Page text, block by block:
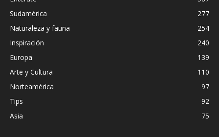
Sudamérica
277
Naturaleza y fauna
254
Inspiración
240
Europa
139
Arte y Cultura
110
Norteamérica
97
Tips
92
Asia
75